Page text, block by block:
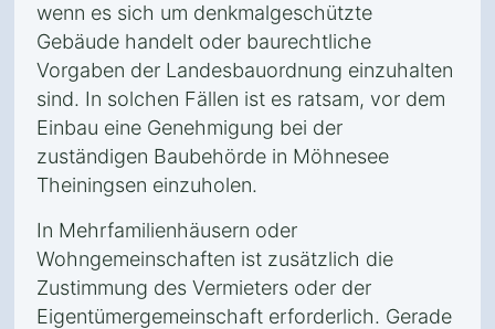
wenn es sich um denkmalgeschützte
Gebäude handelt oder baurechtliche
Vorgaben der Landesbauordnung einzuhalten
sind. In solchen Fällen ist es ratsam, vor dem
Einbau eine Genehmigung bei der
zuständigen Baubehörde in Möhnesee
Theiningsen einzuholen.
In Mehrfamilienhäusern oder
Wohngemeinschaften ist zusätzlich die
Zustimmung des Vermieters oder der
Eigentümergemeinschaft erforderlich. Gerade